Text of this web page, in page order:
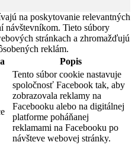
na poskytovanie relevantných
návštevníkom. Tieto súbory
stránkach a zhromažďujú
reklám.
Popis
Tento súbor cookie nastavuje
spoločnosť Facebook tak, aby
zobrazovala reklamy na
Facebooku alebo na digitálnej
platforme poháňanej
reklamami na Facebooku po
návšteve webovej stránky.